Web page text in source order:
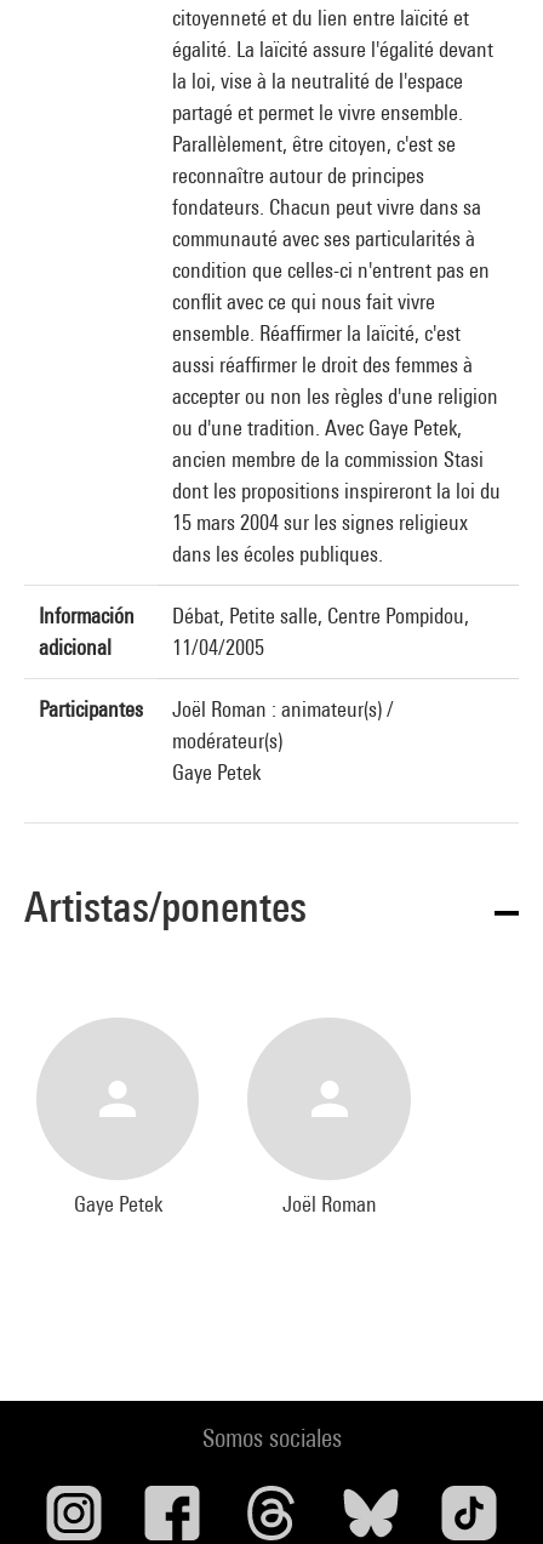
citoyenneté et du lien entre laïcité et
égalité. La laïcité assure l'égalité devant
la loi, vise à la neutralité de l'espace
partagé et permet le vivre ensemble.
Parallèlement, être citoyen, c'est se
reconnaître autour de principes
fondateurs. Chacun peut vivre dans sa
communauté avec ses particularités à
condition que celles-ci n'entrent pas en
conflit avec ce qui nous fait vivre
ensemble. Réaffirmer la laïcité, c'est
aussi réaffirmer le droit des femmes à
accepter ou non les règles d'une religion
ou d'une tradition. Avec Gaye Petek,
ancien membre de la commission Stasi
dont les propositions inspireront la loi du
15 mars 2004 sur les signes religieux
dans les écoles publiques.
Información
adicional
Débat, Petite salle, Centre Pompidou,
11/04/2005
Participantes
Joël Roman : animateur(s) /
modérateur(s)
Gaye Petek
Artistas/ponentes
Gaye Petek Joël Roman
Somos sociales